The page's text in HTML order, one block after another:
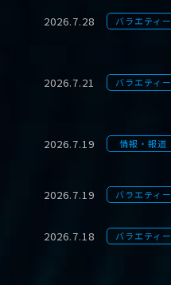
2026.7.28 バラエティー
2026.7.21 バラエティー
2026.7.19 情報・報道
2026.7.19 バラエティー
2026.7.18 バラエティー